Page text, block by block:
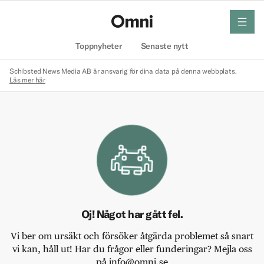
Toppnyheter Senaste nytt
meny
Schibsted News Media AB är ansvarig för dina data på denna webbplats.
Läs mer här
Oj! Något har gått fel.
Vi ber om ursäkt och försöker åtgärda problemet så snart
vi kan, håll ut! Har du frågor eller funderingar? Mejla oss